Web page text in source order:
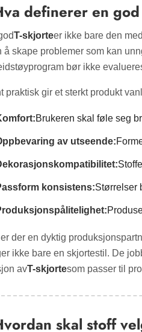
definerer en
T-skjorteer ikke bare den
å skape problemer som kan
bør ikke
praktisk gir et sterkt produkt
Brukeren skal føle seg
av utseende:
konsistens:Størrelser
der en dyktig
ikke bare en skjortestil. De
avT-skjortesom passer til
skal stoff